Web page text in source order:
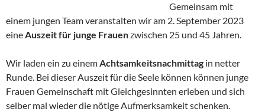
Gemeinsam mit
einem jungen Team veranstalten wir am 2. September 2023
eineAuszeit für junge Frauenzwischen 25 und 45 Jahren.
Wir laden ein zu einemAchtsamkeitsnachmittag in netter
Runde. Bei dieser Auszeit für die Seele können können junge
Frauen Gemeinschaft mit Gleichgesinnten erleben und sich
selber mal wieder die nötige Aufmerksamkeit schenken.